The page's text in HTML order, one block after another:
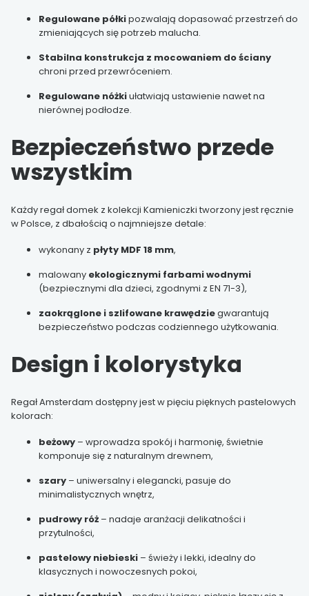
Regulowane półkipozwalają dopasować przestrzeń do
zmieniających się potrzeb malucha.
Stabilna konstrukcja z mocowaniem do ściany
chroni przed przewróceniem.
Regulowane nóżkiułatwiają ustawienie nawet na
nierównej podłodze.
Bezpieczeństwo przede
wszystkim
Każdy regał domek z kolekcji Kamieniczki tworzony jest ręcznie
w Polsce, z dbałością o najmniejsze detale:
wykonany z płyty MDF 18 mm,
malowany ekologicznymi farbami wodnymi
(bezpiecznymi dla dzieci, zgodnymi z EN 71-3),
zaokrąglone i szlifowane krawędziegwarantują
bezpieczeństwo podczas codziennego użytkowania.
Design i kolorystyka
Regał Amsterdam dostępny jest w pięciu pięknych pastelowych
kolorach:
beżowy – wprowadza spokój i harmonię, świetnie
komponuje się z naturalnym drewnem,
szary – uniwersalny i elegancki, pasuje do
minimalistycznych wnętrz,
pudrowy róż – nadaje aranżacji delikatności i
przytulności,
pastelowy niebieski – świeży i lekki, idealny do
klasycznych i nowoczesnych pokoi,